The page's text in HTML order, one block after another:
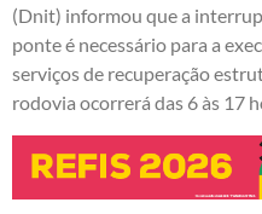
(Dnit) informou que a
ponte é necessário para a
serviços de recuperação
rodovia ocorrerá das 6 às 17